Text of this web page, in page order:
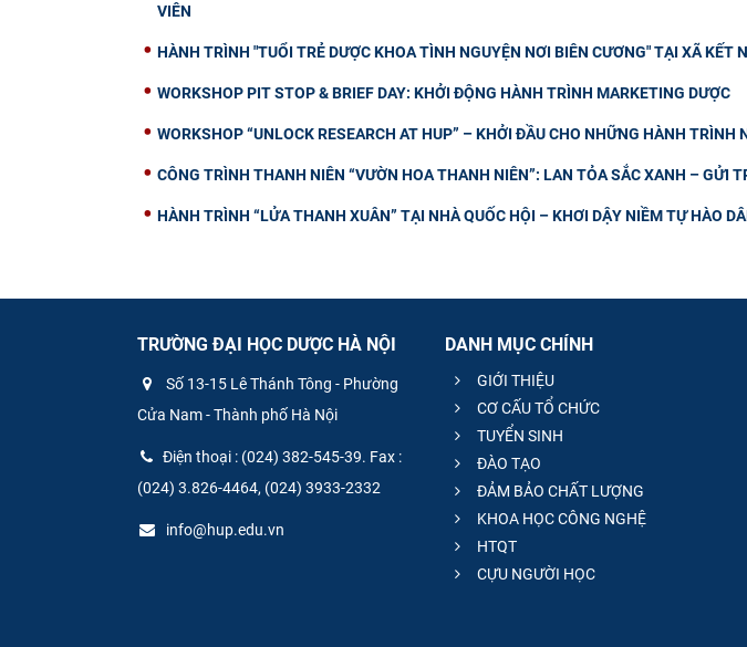
VIÊN
HÀNH TRÌNH "TUỔI TRẺ DƯỢC KHOA TÌNH NGUYỆN NƠI BIÊN CƯƠNG" TẠI XÃ KẾT
WORKSHOP PIT STOP & BRIEF DAY: KHỞI ĐỘNG HÀNH TRÌNH MARKETING DƯỢC
WORKSHOP “UNLOCK RESEARCH AT HUP” – KHỞI ĐẦU CHO NHỮNG HÀNH TRÌNH
CÔNG TRÌNH THANH NIÊN “VƯỜN HOA THANH NIÊN”: LAN TỎA SẮC XANH – GỬI
HÀNH TRÌNH “LỬA THANH XUÂN” TẠI NHÀ QUỐC HỘI – KHƠI DẬY NIỀM TỰ HÀO
TRƯỜNG ĐẠI HỌC DƯỢC HÀ NỘI
Số 13-15 Lê Thánh Tông - Phường
Cửa Nam - Thành phố Hà Nội
Điện thoại : (024) 382-545-39. Fax :
(024) 3.826-4464, (024) 3933-2332
info@hup.edu.vn
DANH MỤC CHÍNH
GIỚI THIỆU
CƠ CẤU TỔ CHỨC
TUYỂN SINH
ĐÀO TẠO
ĐẢM BẢO CHẤT LƯỢNG
KHOA HỌC CÔNG NGHỆ
HTQT
CỰU NGƯỜI HỌC